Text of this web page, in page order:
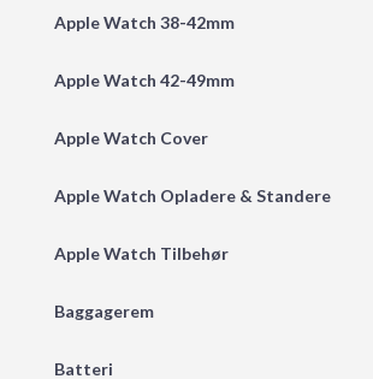
Apple Watch 38-42mm
Apple Watch 42-49mm
Apple Watch Cover
Apple Watch Opladere & Standere
Apple Watch Tilbehør
Baggagerem
Batteri